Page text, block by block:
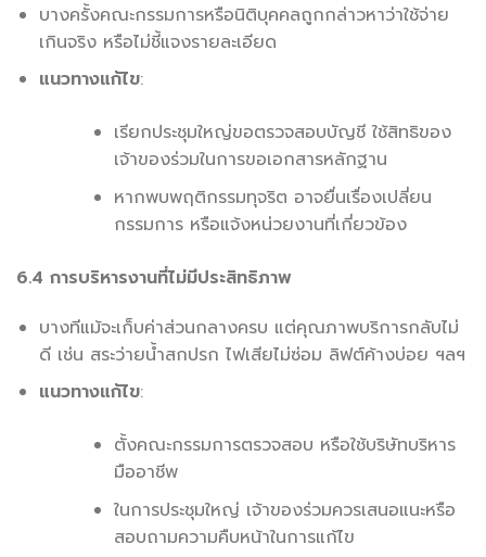
บางครั้งคณะกรรมการหรือนิติบุคคลถูกกล่าวหาว่าใช้จ่าย
เกินจริง หรือไม่ชี้แจงรายละเอียด
แนวทางแก้ไข:
เรียกประชุมใหญ่ขอตรวจสอบบัญชี ใช้สิทธิของ
เจ้าของร่วมในการขอเอกสารหลักฐาน
หากพบพฤติกรรมทุจริต อาจยื่นเรื่องเปลี่ยน
กรรมการ หรือแจ้งหน่วยงานที่เกี่ยวข้อง
6.4 การบริหารงานที่ไม่มีประสิทธิภาพ
บางทีแม้จะเก็บค่าส่วนกลางครบ แต่คุณภาพบริการกลับไม่
ดี เช่น สระว่ายน้ำสกปรก ไฟเสียไม่ซ่อม ลิฟต์ค้างบ่อย ฯลฯ
แนวทางแก้ไข:
ตั้งคณะกรรมการตรวจสอบ หรือใช้บริษัทบริหาร
มืออาชีพ
ในการประชุมใหญ่ เจ้าของร่วมควรเสนอแนะหรือ
สอบถามความคืบหน้าในการแก้ไข